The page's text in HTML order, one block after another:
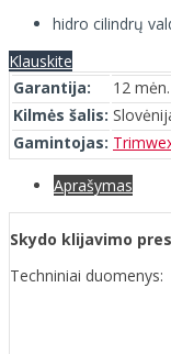
hidro cilindrų
Klauskite
Garantija:
12 mėn.
Kilmės šalis:
Gamintojas:
Aprašymas
Skydo klijavimo
Techniniai duomenys: